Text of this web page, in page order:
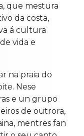
que mestura
da costa,
á cultura
vida e
na praia do
Nese
e un grupo
de outrora,
mentres fan